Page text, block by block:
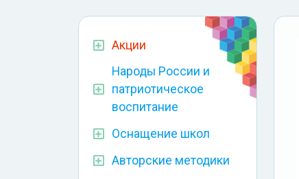
Акции
Народы России и
патриотическое
воспитание
Оснащение школ
Авторские методики